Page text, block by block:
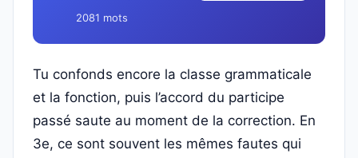
2081 mots
Tu confonds encore la classe grammaticale
et la fonction, puis l’accord du participe
passé saute au moment de la correction. En
3e, ce sont souvent les mêmes fautes qui